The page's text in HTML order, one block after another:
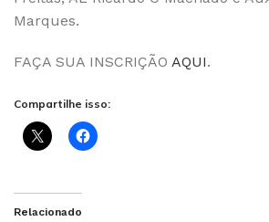
Marques.
FAÇA SUA INSCRIÇÃO AQUI.
Compartilhe isso:
Relacionado